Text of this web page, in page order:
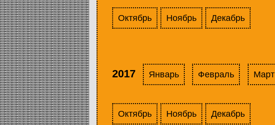
Октябрь Ноябрь Декабрь
2017 Январь Февраль Март
Октябрь Ноябрь Декабрь